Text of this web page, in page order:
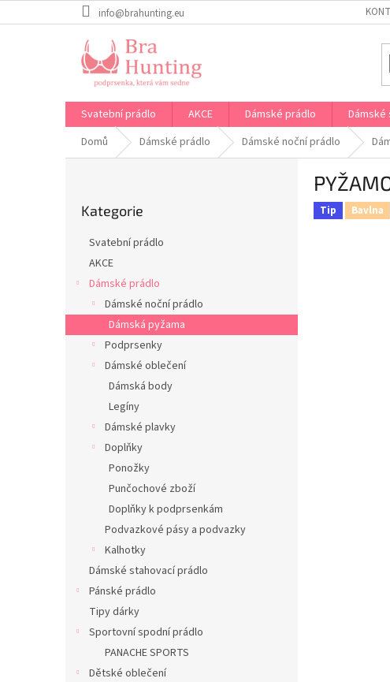
na
info@brahunting.eu
Svatební prádlo AKCE Dámské prádlo
Domů
Dámské prádlo Dámské noční prádlo
a
kategorie
Kategorie
Svatební prádlo
AKCE
Dámské prádlo
Dámské noční prádlo
Dámská pyžama
Podprsenky
Dámské oblečení
Dámská body
Legíny
Dámské plavky
Doplňky
Ponožky
Punčochové zboží
Doplňky k podprsenkám
Podvazkové pásy a podvazky
Kalhotky
Dámské stahovací prádlo
Pánské prádlo
Tipy dárky
Sportovní spodní prádlo
PANACHE SPORTS
Dětské oblečení
Tip Bavlna